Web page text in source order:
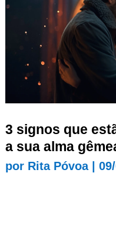
3 signos que
a sua alma
por Rita Póvoa|